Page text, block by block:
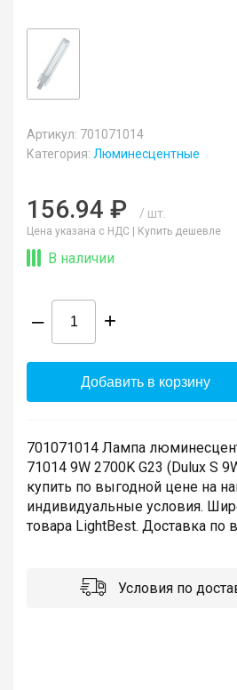
Артикул: 701071014
Категория: Люминесцентные
156.94 ₽ / шт.
Цена указана с НДС | Купить дешевле
В наличии
– +
Добавить в корзину
701071014 Лампа
71014 9W 2700K G23 (Dulux S
купить по выгодной цене на
индивидуальные условия.
товара LightBest. Доставка по
Условия по